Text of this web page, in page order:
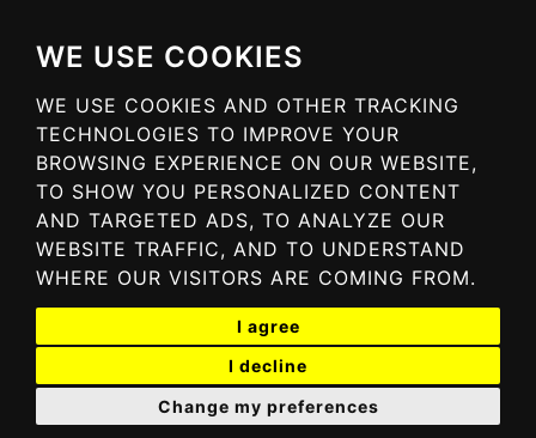
WE USE COOKIES
WE USE COOKIES AND OTHER TRACKING
TECHNOLOGIES TO IMPROVE YOUR
BROWSING EXPERIENCE ON OUR WEBSITE,
TO SHOW YOU PERSONALIZED CONTENT
AND TARGETED ADS, TO ANALYZE OUR
WEBSITE TRAFFIC, AND TO UNDERSTAND
WHERE OUR VISITORS ARE COMING FROM.
I agree
I decline
Change my preferences